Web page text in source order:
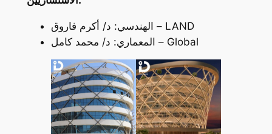
الهندسي: د/ أكرم فاروق – LAND
المعماري: د/ محمد كامل – Global